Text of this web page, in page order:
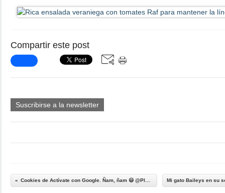
Compartir este post
Suscribirse a la newsletter